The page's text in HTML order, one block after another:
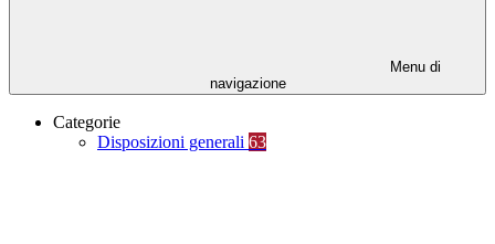
Menu di
navigazione
Categorie
Disposizioni generali 63